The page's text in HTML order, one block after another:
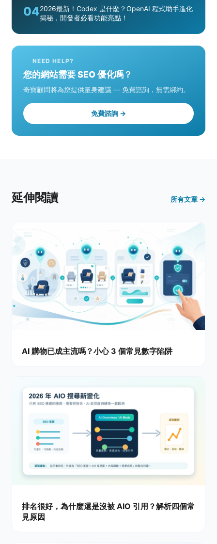
042026最新！Codex 是什麼？OpenAI 程式助手進化
揭秘，開發者必看功能亮點！
NEED HELP?
您的網站需要 SEO 優化嗎？
奇寶顧問將為您提供量身建議 — 免費諮詢，無需綁約。
免費諮詢 →
延伸閱讀 所有文章 →
AI 購物已成主流嗎？小心 3 個常見數字陷阱
排名很好，為什麼還是沒被 AIO 引用？解析四個常
見原因